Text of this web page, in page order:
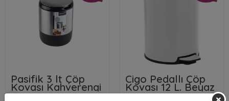
Pasifik 3 lt Çöp
Kovası Kahverengi
Cigo Pedallı Çöp
Kovası 12 L. Beyaz